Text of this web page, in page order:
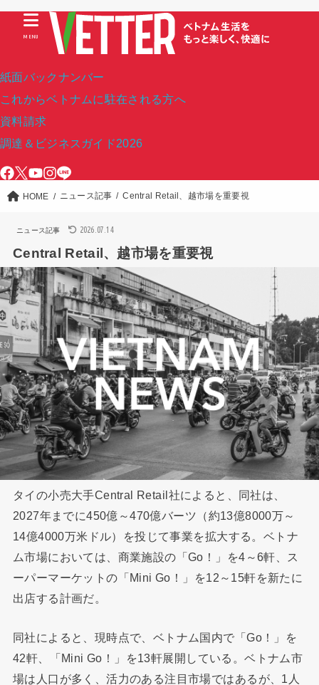
紙面バックナンバー
これからベトナムに駐在される方へ
資料請求
調達＆ビジネスガイド2026
MENU
HOME ニュース記事 Central Retail、越市場を重要視
ニュース記事 2026.07.14
Central Retail、越市場を重要視
タイの小売大手Central Retail社によると、同社は、
2027年までに450億～470億バーツ（約13億8000万～
14億4000万米ドル）を投じて事業を拡大する。ベトナ
ム市場においては、商業施設の「Go！」を4～6軒、ス
ーパーマーケットの「Mini Go！」を12～15軒を新たに
出店する計画だ。
同社によると、現時点で、ベトナム国内で「Go！」を
42軒、「Mini Go！」を13軒展開している。ベトナム市
場は人口が多く、活力のある注目市場ではあるが、1人